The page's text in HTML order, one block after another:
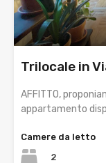
Trilocale in
AFFITTO,
appartamento
Camere da letto
2